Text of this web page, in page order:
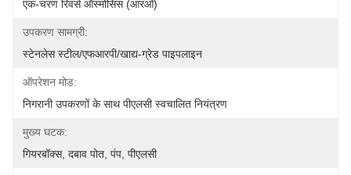
एक-चरण रिवर्स ऑस्मोसिस (आरओ)
उपकरण सामग्री:
स्टेनलेस स्टील/एफआरपी/खाद्य-ग्रेड पाइपलाइन
ऑपरेशन मोड:
निगरानी उपकरणों के साथ पीएलसी स्वचालित नियंत्रण
मुख्य घटक:
गियरबॉक्स, दबाव पोत, पंप, पीएलसी